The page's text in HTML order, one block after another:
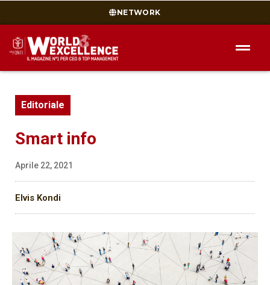
NETWORK
Editoriale
Smart info
Aprile 22, 2021
Elvis Kondi